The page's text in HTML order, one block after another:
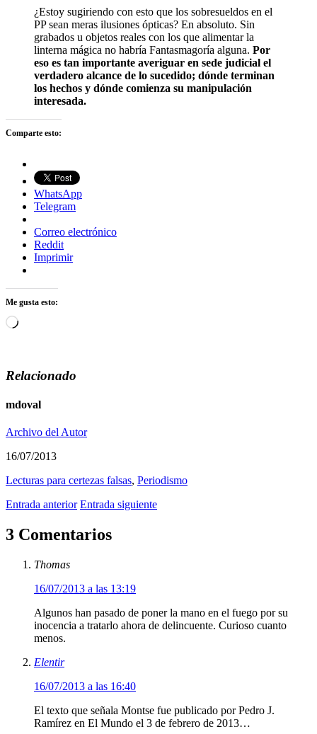
¿Estoy sugiriendo con esto que los sobresueldos en el
PP sean meras ilusiones ópticas? En absoluto. Sin
grabados u objetos reales con los que alimentar la
linterna mágica no habría Fantasmagoría alguna. Por
eso es tan importante averiguar en sede judicial el
verdadero alcance de lo sucedido; dónde terminan
los hechos y dónde comienza su manipulación
interesada.
Comparte esto:
WhatsApp
Telegram
Correo electrónico
Reddit
Imprimir
Me gusta esto:
Cargando...
Relacionado
mdoval
Archivo del Autor
16/07/2013
Lecturas para certezas falsas, Periodismo
Entrada anterior Entrada siguiente
3 Comentarios
Thomas
16/07/2013 a las 13:19
Algunos han pasado de poner la mano en el fuego por su
inocencia a tratarlo ahora de delincuente. Curioso cuanto
menos.
Elentir
16/07/2013 a las 16:40
El texto que señala Montse fue publicado por Pedro J.
Ramírez en El Mundo el 3 de febrero de 2013…